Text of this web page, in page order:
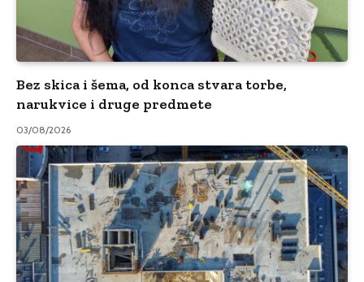
Bez skica i šema, od konca stvara torbe,
narukvice i druge predmete
03/08/2026